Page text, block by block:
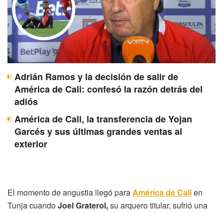
Adrián Ramos y la decisión de salir de
América de Cali: confesó la razón detrás del
adiós
América de Cali, la transferencia de Yojan
Garcés y sus últimas grandes ventas al
exterior
El momento de angustia llegó paraAmérica de Calien
Tunja cuandoJoel Graterol,su arquero titular, sufrió una